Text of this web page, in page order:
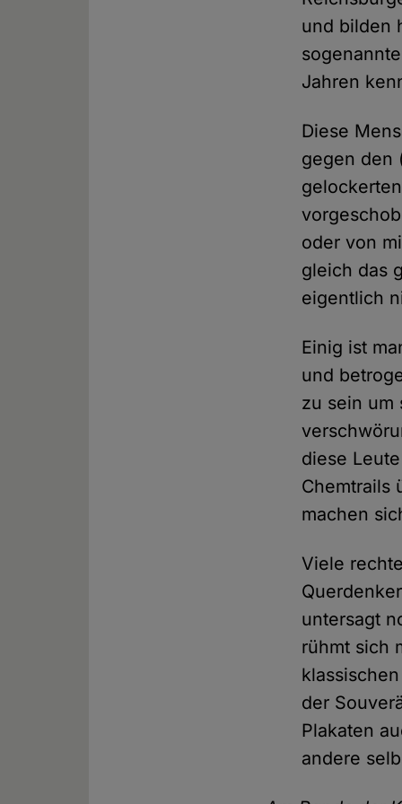
und bilden
Jahren
Diese
gegen den
oder von
gleich das
eigentlich
Einig ist
und
zu sein um
diese
Chemtrails
machen
Viele
untersagt
rühmt sich
der
Plakaten
andere